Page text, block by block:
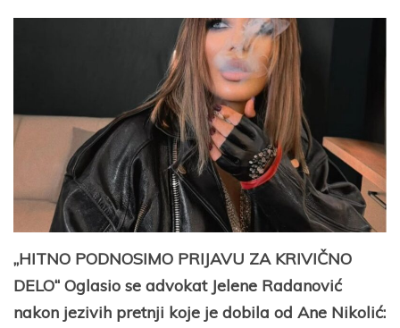
„HITNO PODNOSIMO PRIJAVU ZA KRIVIČNO
DELO“ Oglasio se advokat Jelene Radanović
nakon jezivih pretnji koje je dobila od Ane Nikolić: